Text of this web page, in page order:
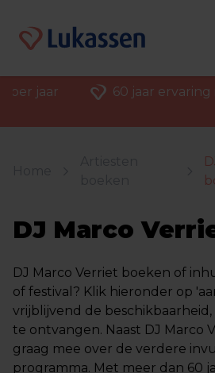
per jaar 60 jaar
DJ Marco
DJ Marco Verriet boeken of
of festival? Klik hieronder op
vrijblijvend de
te ontvangen. Naast DJ Marco
graag mee over de verdere
programma. Met meer dan 60